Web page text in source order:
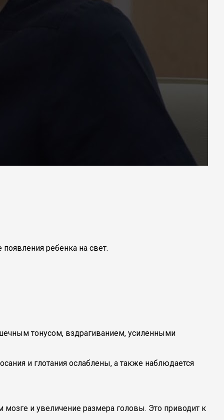
ребенка на свет.
тонусом, вздрагиванием, усиленными
и глотания ослаблены, а также наблюдается
и увеличение размера головы. Это приводит к